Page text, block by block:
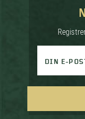
DIN E-